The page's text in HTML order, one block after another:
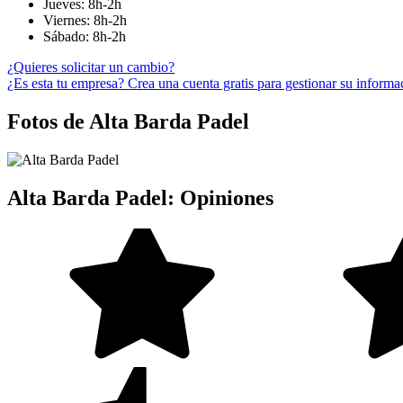
Jueves: 8h-2h
Viernes: 8h-2h
Sábado: 8h-2h
¿Quieres solicitar un cambio?
¿Es esta tu empresa? Crea una cuenta gratis para gestionar su
Fotos de Alta Barda Padel
Alta Barda Padel: Opiniones